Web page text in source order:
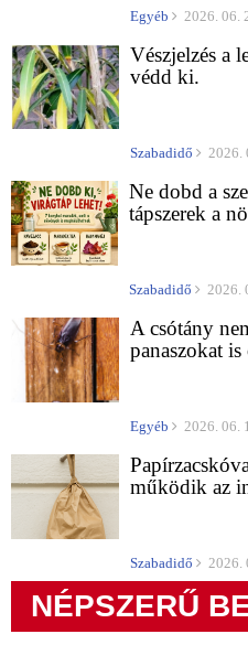
Egyéb 2026. 06.
Vészjelzés a
védd ki.
Szabadidő 2026.
Ne dobd a
tápszerek a
Szabadidő 2026.
A csótány
panaszokat
Egyéb 2026. 06.
működik az
Szabadidő 2026.
NÉPSZERŰ